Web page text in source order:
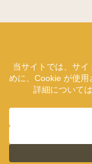
最近はい
製、午後